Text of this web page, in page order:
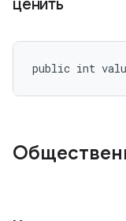
ценить
public int